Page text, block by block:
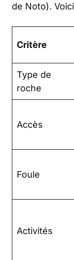
de Noto).
Critère
Type de
roche
Accès
Foule
Activités